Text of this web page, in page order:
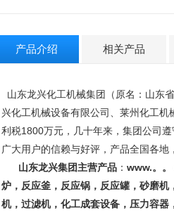
产品介绍 相关产品
山东龙兴化工机械集团（原名：山东
兴化工机械设备有限公司、莱州化工
利税1800万元，几十年来，集团公司
广大用户的信赖与好评，产品全国各地
山东龙兴集团主营产品 ： www.。。
炉，反应釜，反应锅，反应罐，砂磨
机，过滤机，化工成套设备，压力容器